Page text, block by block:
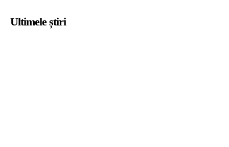
Ultimele știri